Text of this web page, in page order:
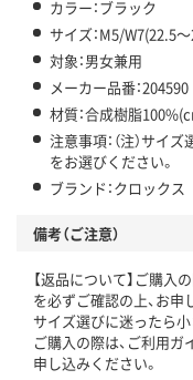
カラー：ブラック
サイズ：M5/W7(22.5
対象：男女兼用
メーカー品番：204590
材質：合成樹脂
注意事項：（注）サイ
をお選びください。
ブランド：クロックス
備考（ご注意）
【返品について】ご購入
を必ずご確認の上、お申
サイズ選びに迷ったら
ご購入の際は、ご利用ガ
申し込みください。